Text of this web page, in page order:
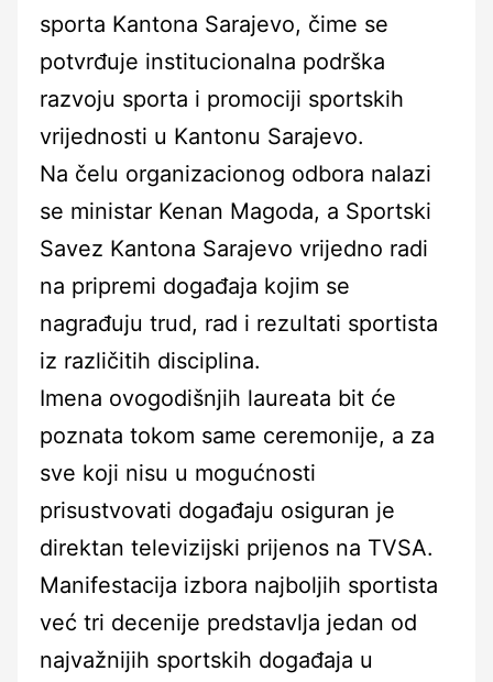
sporta Kantona Sarajevo, čime se
potvrđuje institucionalna podrška
razvoju sporta i promociji sportskih
vrijednosti u Kantonu Sarajevo.
Na čelu organizacionog odbora nalazi
se ministar Kenan Magoda, a Sportski
Savez Kantona Sarajevo vrijedno radi
na pripremi događaja kojim se
nagrađuju trud, rad i rezultati sportista
iz različitih disciplina.
Imena ovogodišnjih laureata bit će
poznata tokom same ceremonije, a za
sve koji nisu u mogućnosti
prisustvovati događaju osiguran je
direktan televizijski prijenos na TVSA.
Manifestacija izbora najboljih sportista
već tri decenije predstavlja jedan od
najvažnijih sportskih događaja u